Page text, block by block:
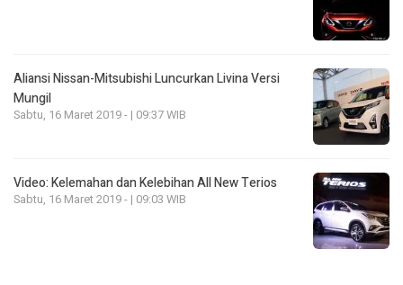
Aliansi Nissan-Mitsubishi Luncurkan Livina Versi
Mungil
Sabtu, 16 Maret 2019 - | 09:37 WIB
Video: Kelemahan dan Kelebihan All New Terios
Sabtu, 16 Maret 2019 - | 09:03 WIB